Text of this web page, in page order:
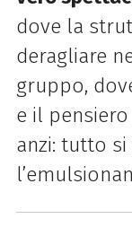
dove la
deragliare
gruppo,
e il
anzi: tutto